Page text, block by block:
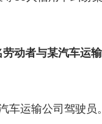
者与某汽车运
运输公司驾驶员